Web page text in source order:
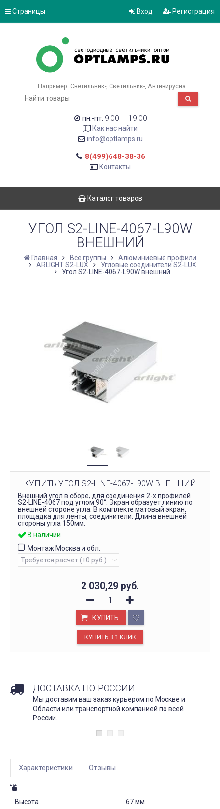
Страницы Вход Регистрация
Например: Светильник- Светильник- Антивирусна
пн.-пт. 9:00 – 19:00
Как нас найти
info@optlamps.ru
8(499)648-38-36
Контакты
Каталог товаров
УГОЛ S2-LINE-4067-L90W
ВНЕШНИЙ
Главная Все группы
Алюминиевые профили
ARLIGHT S2-LUX
Угловые соединители S2-LUX
Угол S2-LINE-4067-L90W внешний
КУПИТЬ УГОЛ S2-LINE-4067-L90W ВНЕШНИЙ
Внешний угол в сборе, для соединения 2-х профилей
S2-LINE-4067 под углом 90°. Экран образует линию по
внешней стороне угла. В комплекте матовый экран,
площадка для ленты, соединители. Длина внешней
стороны угла 150мм.
В наличии
Монтаж Москва и обл.
2 030,29 руб.
КУПИТЬ
ДОСТАВКА ПО РОССИИ
Мы доставим ваш заказ курьером по Москве и
Области или транспортной компанией по всей
России.
Характеристики Отзывы
Высота 67 мм